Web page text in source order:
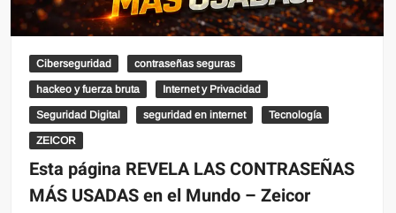
Ciberseguridad contraseñas seguras
hackeo y fuerza bruta Internet y Privacidad
Seguridad Digital seguridad en internet Tecnología
ZEICOR
Esta página REVELA LAS CONTRASEÑAS
MÁS USADAS en el Mundo – Zeicor